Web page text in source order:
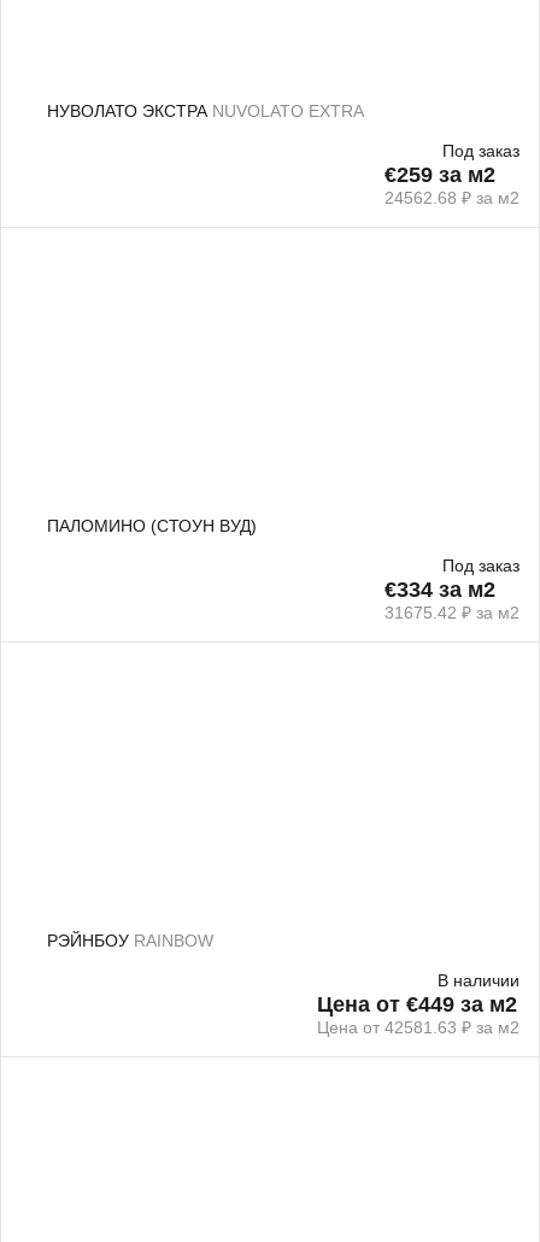
НУВОЛАТО ЭКСТРА NUVOLATO EXTRA
Под заказ
€259 за м2
24562.68 ₽ за м2
ПАЛОМИНО (СТОУН ВУД)
Под заказ
€334 за м2
31675.42 ₽ за м2
РЭЙНБОУ RAINBOW
В наличии
Цена от €449 за м2
Цена от 42581.63 ₽ за м2